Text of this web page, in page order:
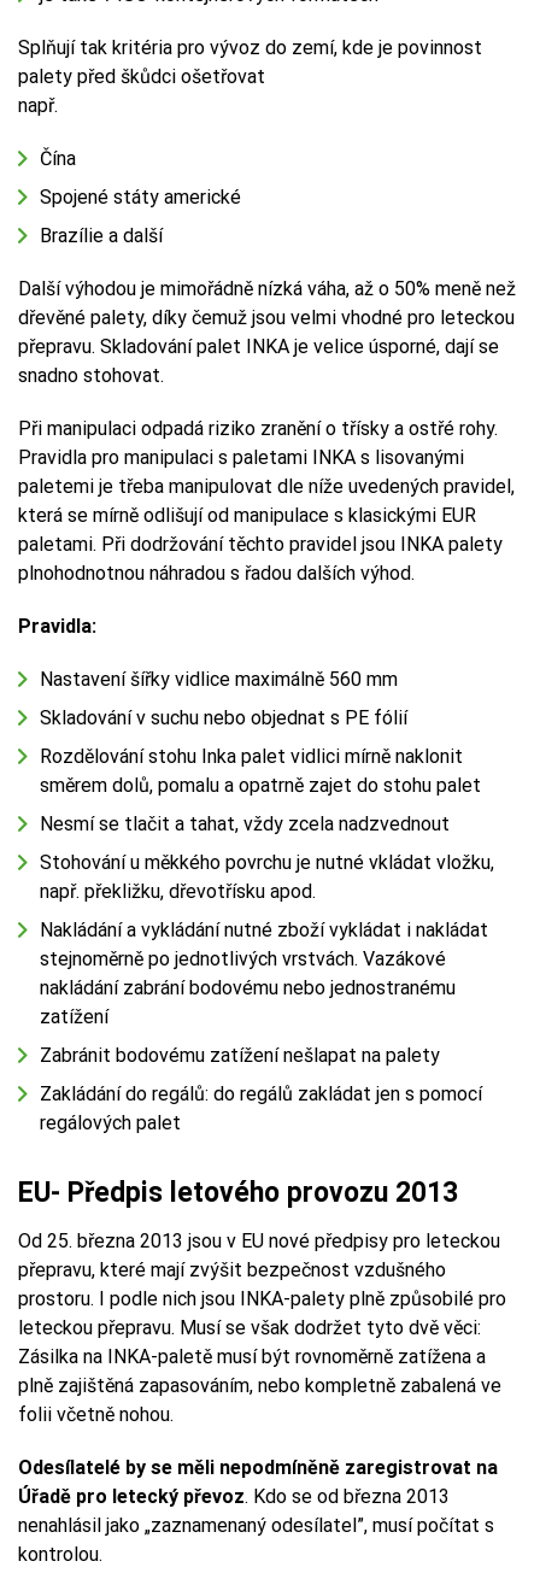
Splňují tak kritéria pro vývoz do zemí, kde je povinnost
palety před škůdci ošetřovat
např.
Čína
Spojené státy americké
Brazílie a další
Další výhodou je mimořádně nízká váha, až o 50% meně než
dřevěné palety, díky čemuž jsou velmi vhodné pro leteckou
přepravu. Skladování palet INKA je velice úsporné, dají se
snadno stohovat.
Při manipulaci odpadá riziko zranění o třísky a ostřé rohy.
Pravidla pro manipulaci s paletami INKA s lisovanými
paletemi je třeba manipulovat dle níže uvedených pravidel,
která se mírně odlišují od manipulace s klasickými EUR
paletami. Při dodržování těchto pravidel jsou INKA palety
plnohodnotnou náhradou s řadou dalších výhod.
Pravidla:
Nastavení šířky vidlice maximálně 560 mm
Skladování v suchu nebo objednat s PE fólií
Rozdělování stohu Inka palet vidlici mírně naklonit
směrem dolů, pomalu a opatrně zajet do stohu palet
Nesmí se tlačit a tahat, vždy zcela nadzvednout
Stohování u měkkého povrchu je nutné vkládat vložku,
např. překližku, dřevotřísku apod.
Nakládání a vykládání nutné zboží vykládat i nakládat
stejnoměrně po jednotlivých vrstvách. Vazákové
nakládání zabrání bodovému nebo jednostranému
zatížení
Zabránit bodovému zatížení nešlapat na palety
Zakládání do regálů: do regálů zakládat jen s pomocí
regálových palet
EU- Předpis letového provozu 2013
Od 25. března 2013 jsou v EU nové předpisy pro leteckou
přepravu, které mají zvýšit bezpečnost vzdušného
prostoru. I podle nich jsou INKA-palety plně způsobilé pro
leteckou přepravu. Musí se však dodržet tyto dvě věci:
Zásilka na INKA-paletě musí být rovnoměrně zatížena a
plně zajištěná zapasováním, nebo kompletně zabalená ve
folii včetně nohou.
Odesílatelé by se měli nepodmíněně zaregistrovat na
Úřadě pro letecký převoz. Kdo se od března 2013
nenahlásil jako „zaznamenaný odesílatel”, musí počítat s
kontrolou.